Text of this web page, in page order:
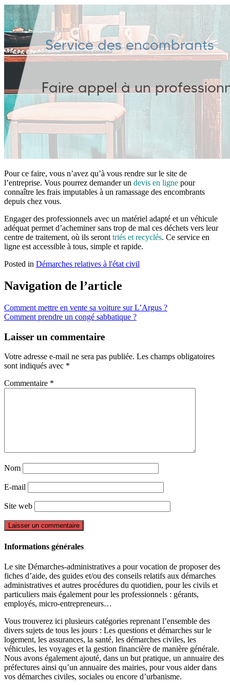
Pour ce faire, vous n’avez qu’à vous rendre sur le site de
l’entreprise. Vous pourrez demander un devis en ligne pour
connaître les frais imputables à un ramassage des encombrants
depuis chez vous.
Engager des professionnels avec un matériel adapté et un véhicule
adéquat permet d’acheminer sans trop de mal ces déchets vers leur
centre de traitement, où ils seront triés et recyclés. Ce service en
ligne est accessible à tous, simple et rapide.
Posted in Démarches relatives à l'état civil
Navigation de l’article
Comment mettre en vente sa voiture sur L’Argus ?
Comment prendre un congé sabbatique ?
Laisser un commentaire
Votre adresse e-mail ne sera pas publiée. Les champs obligatoires
sont indiqués avec *
Commentaire *
Nom
E-mail
Site web
Informations générales
Le site Démarches-administratives a pour vocation de proposer des
fiches d’aide, des guides et/ou des conseils relatifs aux démarches
administratives et autres procédures du quotidien, pour les civils et
particuliers mais également pour les professionnels : gérants,
employés, micro-entrepreneurs…
Vous trouverez ici plusieurs catégories reprenant l’ensemble des
divers sujets de tous les jours : Les questions et démarches sur le
logement, les assurances, la santé, les démarches civiles, les
véhicules, les voyages et la gestion financière de manière générale.
Nous avons également ajouté, dans un but pratique, un annuaire des
préfectures ainsi qu’un annuaire des mairies, pour vous aider dans
vos démarches civiles, sociales ou encore d’urbanisme.